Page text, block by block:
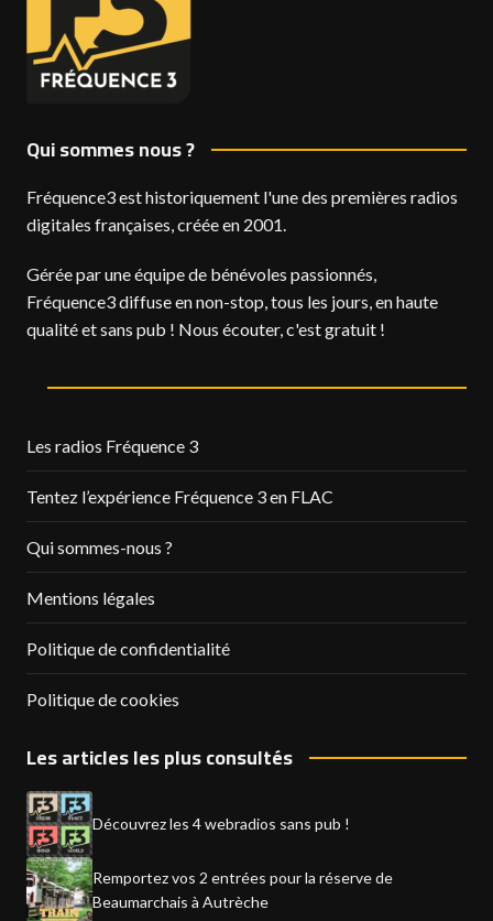
Qui sommes nous ?
Fréquence3 est historiquement l'une des premières radios
digitales françaises, créée en 2001.
Gérée par une équipe de bénévoles passionnés,
Fréquence3 diffuse en non-stop, tous les jours, en haute
qualité et sans pub ! Nous écouter, c'est gratuit !
Les radios Fréquence 3
Tentez l’expérience Fréquence 3 en FLAC
Qui sommes-nous ?
Mentions légales
Politique de confidentialité
Politique de cookies
Les articles les plus consultés
Découvrez les 4 webradios sans pub !
Remportez vos 2 entrées pour la réserve de
Beaumarchais à Autrèche